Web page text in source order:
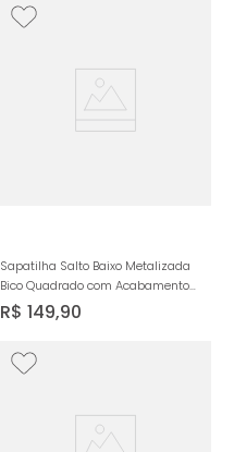
Sapatilha Salto Baixo Metalizada
Bico Quadrado com Acabamento
Especial Matelassê e Detalhe em
Corrente Dourada Feminino Milano
R$ 149,90